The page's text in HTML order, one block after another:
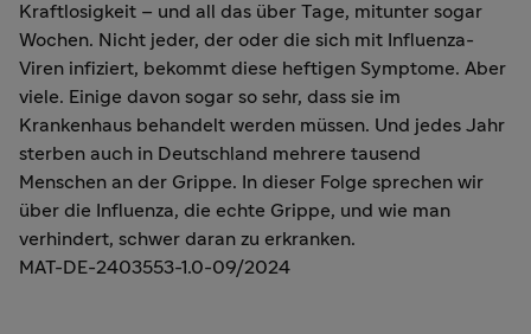
Kraftlosigkeit – und all das über Tage, mitunter sogar
Wochen. Nicht jeder, der oder die sich mit Influenza-
Viren infiziert, bekommt diese heftigen Symptome. Aber
viele. Einige davon sogar so sehr, dass sie im
Krankenhaus behandelt werden müssen. Und jedes Jahr
sterben auch in Deutschland mehrere tausend
Menschen an der Grippe. In dieser Folge sprechen wir
über die Influenza, die echte Grippe, und wie man
verhindert, schwer daran zu erkranken.
MAT-DE-2403553-1.0-09/2024